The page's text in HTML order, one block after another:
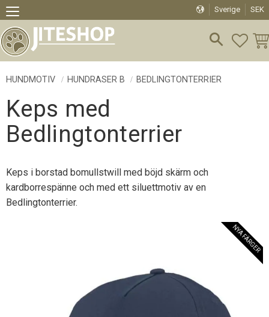
Meny
Sverige SEK
HUNDMOTIV HUNDRASER B BEDLINGTONTERRIER
Keps med
Bedlingtonterrier
Keps i borstad bomullstwill med böjd skärm och
kardborrespänne och med ett siluettmotiv av en
Bedlingtonterrier.
NYA FÄRGER